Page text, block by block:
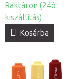
Raktáron (24ó
kiszállítás)
Kosárba